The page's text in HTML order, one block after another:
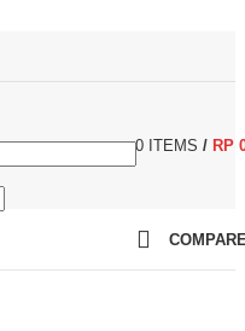
0 ITEMS / RP